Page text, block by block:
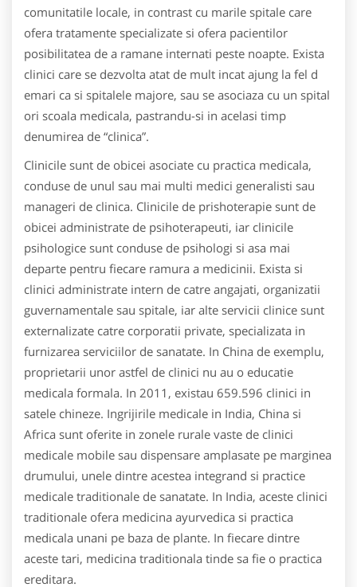
comunitatile locale, in contrast cu marile spitale care
ofera tratamente specializate si ofera pacientilor
posibilitatea de a ramane internati peste noapte. Exista
clinici care se dezvolta atat de mult incat ajung la fel d
emari ca si spitalele majore, sau se asociaza cu un spital
ori scoala medicala, pastrandu-si in acelasi timp
denumirea de “clinica”.
Clinicile sunt de obicei asociate cu practica medicala,
conduse de unul sau mai multi medici generalisti sau
manageri de clinica. Clinicile de prishoterapie sunt de
obicei administrate de psihoterapeuti, iar clinicile
psihologice sunt conduse de psihologi si asa mai
departe pentru fiecare ramura a medicinii. Exista si
clinici administrate intern de catre angajati, organizatii
guvernamentale sau spitale, iar alte servicii clinice sunt
externalizate catre corporatii private, specializata in
furnizarea serviciilor de sanatate. In China de exemplu,
proprietarii unor astfel de clinici nu au o educatie
medicala formala. In 2011, existau 659.596 clinici in
satele chineze. Ingrijirile medicale in India, China si
Africa sunt oferite in zonele rurale vaste de clinici
medicale mobile sau dispensare amplasate pe marginea
drumului, unele dintre acestea integrand si practice
medicale traditionale de sanatate. In India, aceste clinici
traditionale ofera medicina ayurvedica si practica
medicala unani pe baza de plante. In fiecare dintre
aceste tari, medicina traditionala tinde sa fie o practica
ereditara.